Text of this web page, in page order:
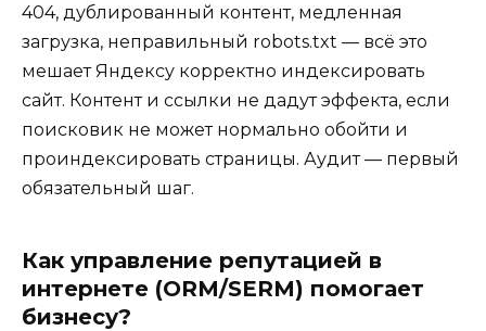
404, дублированный контент, медленная
загрузка, неправильный robots.txt — всё это
мешает Яндексу корректно индексировать
сайт. Контент и ссылки не дадут эффекта, если
поисковик не может нормально обойти и
проиндексировать страницы. Аудит — первый
обязательный шаг.
Как управление репутацией в
интернете (ORM/SERM) помогает
бизнесу?